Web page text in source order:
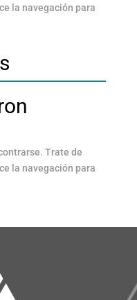
la navegación para
Trate de
la navegación para